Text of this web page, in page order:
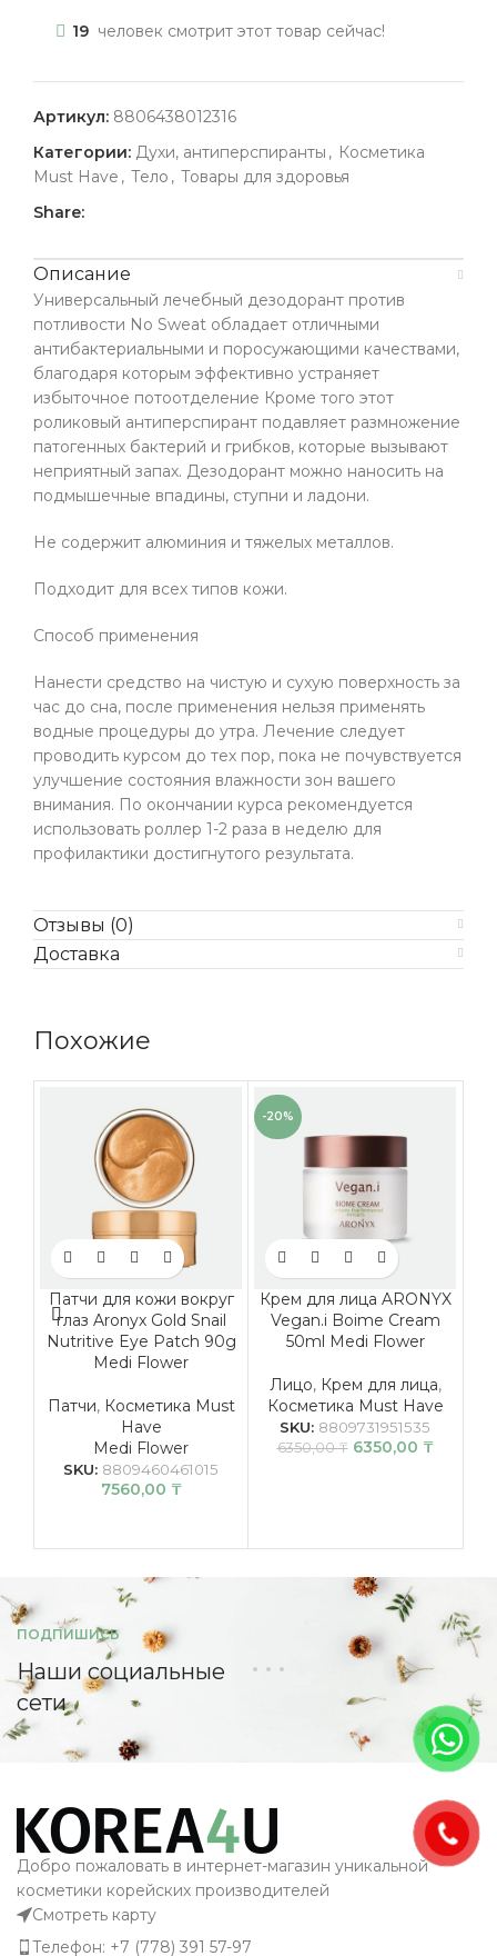
19 человек смотрит этот товар сейчас!
Артикул: 8806438012316
Категории: Духи, антиперспиранты , Косметика
Must Have , Тело , Товары для здоровья
Share:
Описание
Универсальный лечебный дезодорант против
потливости No Sweat обладает отличными
антибактериальными и поросужающими качествами,
благодаря которым эффективно устраняет
избыточное потоотделение Кроме того этот
роликовый антиперспирант подавляет размножение
патогенных бактерий и грибков, которые вызывают
неприятный запах. Дезодорант можно наносить на
подмышечные впадины, ступни и ладони.
Не содержит алюминия и тяжелых металлов.
Подходит для всех типов кожи.
Способ применения
Нанести средство на чистую и сухую поверхность за
час до сна, после применения нельзя применять
водные процедуры до утра. Лечение следует
проводить курсом до тех пор, пока не почувствуется
улучшение состояния влажности зон вашего
внимания. По окончании курса рекомендуется
использовать роллер 1-2 раза в неделю для
профилактики достигнутого результата.
Отзывы (0)
Доставка
Похожие
Патчи для кожи вокруг
глаз Aronyx Gold Snail
Nutritive Eye Patch 90g
Medi Flower
Патчи, Косметика Must
Have
Medi Flower
SKU: 8809460461015
7560,00 ₸
-20%
Крем для лица ARONYX
Vegan.i Boime Cream
50ml Medi Flower
Лицо, Крем для лица,
Косметика Must Have
SKU: 8809731951535
6350,00₸ 6350,00 ₸
ПОДПИШИСЬ
Наши социальные
сети
Добро пожаловать в интернет-магазин уникальной
косметики корейских производителей
Смотреть карту
Телефон: +7 (778) 391 57-97